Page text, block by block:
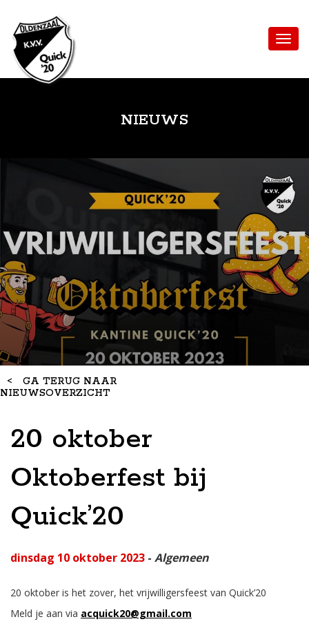
NIEUWS
< GA TERUG NAAR
NIEUWSOVERZICHT
20 oktober
Oktoberfest bij
Quick’20
dinsdag 10 oktober 2023 - Algemeen
20 oktober is het zover, het vrijwilligersfeest van Quick’20
Meld je aan via acquick20@gmail.com